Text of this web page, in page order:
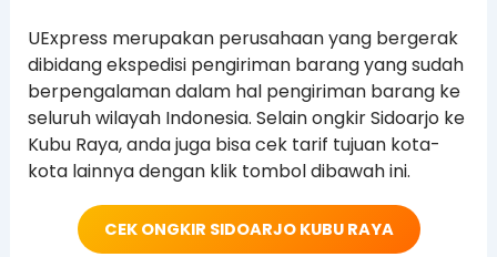
UExpress merupakan perusahaan yang bergerak
dibidang ekspedisi pengiriman barang yang sudah
berpengalaman dalam hal pengiriman barang ke
seluruh wilayah Indonesia. Selain ongkir Sidoarjo ke
Kubu Raya, anda juga bisa cek tarif tujuan kota-
kota lainnya dengan klik tombol dibawah ini.
CEK ONGKIR SIDOARJO KUBU RAYA